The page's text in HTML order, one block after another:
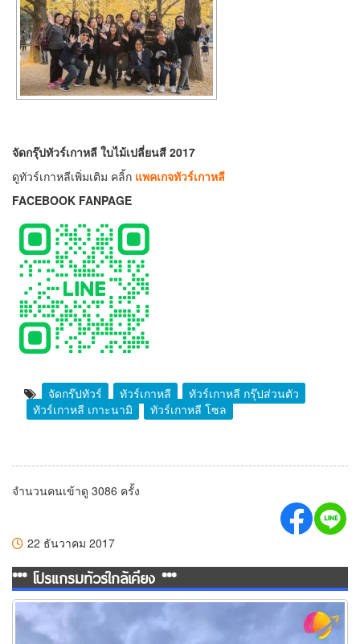
จัดกรุ๊ปทัวร์เกาหลี ใบไม้เปลี่ยนสี 2017
ดูทัวร์เกาหลีเพิ่มเติม คลิ้ก แพคเกจทัวร์เกาหลี
FACEBOOK FANPAGE
จัดกรุ๊ปทัวร์ ทัวร์เกาหลี
ทัวร์เกาหลี กรุ๊ปส่วนตัว
ทัวร์เกาหลี เกาะนามิ
ทัวร์เกาหลี โซล
จำนวนคนเข้าดู 3086 ครั้ง
22 ธันวาคม 2017
*** โปรแกรมทัวร์ใกล้เคียง ***
ทัวร์หุบเขาเทวดาวั้งเซียนกู่